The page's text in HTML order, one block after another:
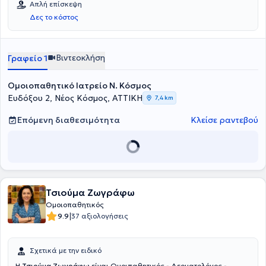
Απλή επίσκεψη
Δες το κόστος
Γραφείο 1 Βιντεοκλήση
Ομοιοπαθητικό Ιατρείο Ν. Κόσμος
Ευδόξου 2, Νέος Κόσμος, ΑΤΤΙΚΗ
7,4 km
Επόμενη διαθεσιμότητα Κλείσε ραντεβού
Τσιούμα Ζωγράφω
Ομοιοπαθητικός
9.9|37 αξιολογήσεις
Σχετικά με την ειδικό